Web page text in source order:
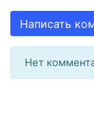
Написать
Нет